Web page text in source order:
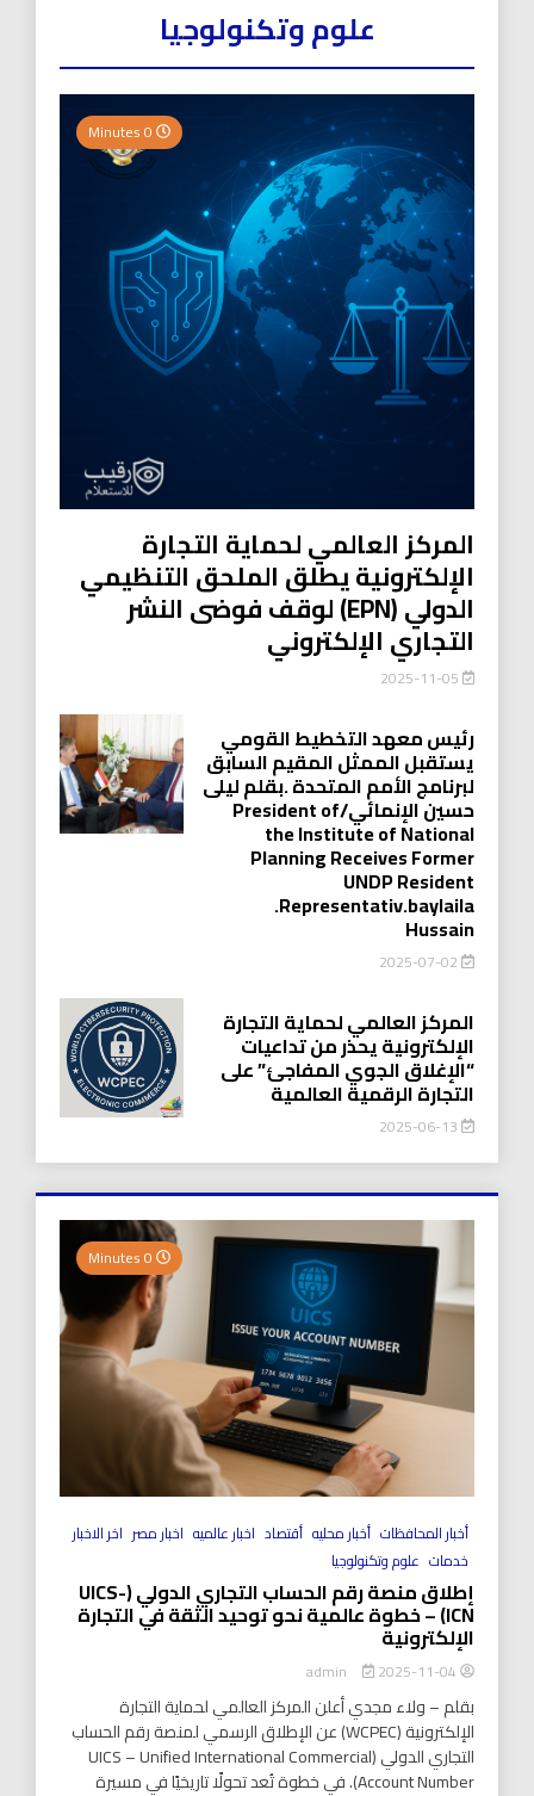
علوم وتكنولوجيا
المركز العالمي لحماية التجارة
الإلكترونية يطلق الملحق التنظيمي
الدولي (EPN) لوقف فوضى النشر
التجاري الإلكتروني
رئيس معهد التخطيط القومي
يستقبل الممثل المقيم السابق
لبرنامج الأمم المتحدة .بقلم ليلى
حسين الإنمائي/President of
the Institute of National
Planning Receives Former
UNDP Resident
.Representativ.baylaila
Hussain
2025-07-02
المركز العالمي لحماية التجارة
الإلكترونية يحذر من تداعيات
“الإغلاق الجوي المفاجئ” على
التجارة الرقمية العالمية
2025-06-13
أخبار المحافظات أخبار محليه أقتصاد اخبار عالميه اخبار مصر اخر الاخبار
خدمات علوم وتكنولوجيا
إطلاق منصة رقم الحساب التجاري الدولي (UICS-
ICN) – خطوة عالمية نحو توحيد الثقة في التجارة
الإلكترونية
2025-11-04
بقلم – ولاء مجدي أعلن المركز العالمي لحماية التجارة
الإلكترونية (WCPEC) عن الإطلاق الرسمي لمنصة رقم الحساب
التجاري الدولي (UICS – Unified International Commercial
Account Number). في خطوة تُعد تحولًا تاريخيًا في مسيرة